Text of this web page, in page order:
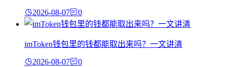
2026-08-07 0
imToken钱包里的钱都能取出来吗？一文讲清
2026-08-07 0